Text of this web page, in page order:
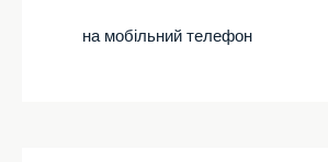
на мобільний телефон